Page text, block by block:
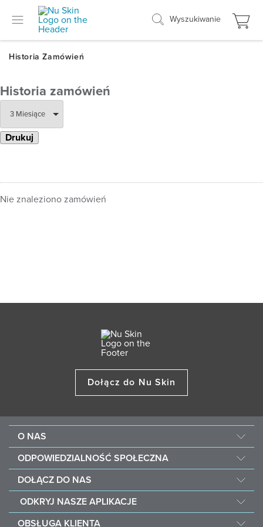
Wyszukiwanie
Historia zamówień
Drukuj
Nie znaleziono zamówień
Dołącz do Nu Skin
O NAS
Praca
ODPOWIEDZIALNOŚĆ SPOŁECZNA
Force for Good
Kup i podaruj posiłek Vitameal
DOŁĄCZ DO NAS
Narzędzia biznesowe
ODKRYJ NASZE APLIKACJE
OBSŁUGA KLIENTA